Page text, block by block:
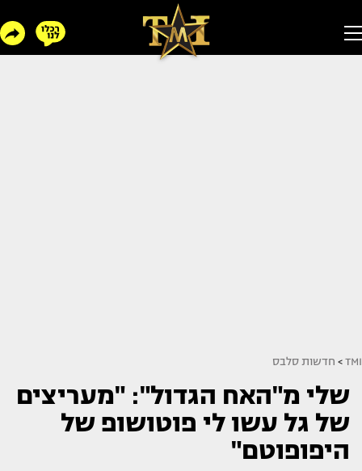
TMI
> חדשות סלבס
שלי מ"האח הגדול": "מעריצים
של גל עשו לי פוטושופ של
היפופוטם"